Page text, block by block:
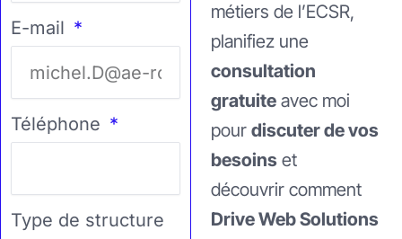
métiers de l’ECSR,
planifiez une
consultation
gratuite avec moi
pourdiscuter de vos
besoins et
découvrir comment
Drive Web Solutions
E-mail
Téléphone
Type de structure